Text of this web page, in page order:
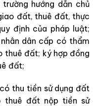
hướng dẫn chủ
đất, thuê đất, thực
định của pháp luật;
dân cấp có thẩm
thuê đất; ký hợp đồng
đất;
thu tiền sử dụng đất
thuê đất nộp tiền sử